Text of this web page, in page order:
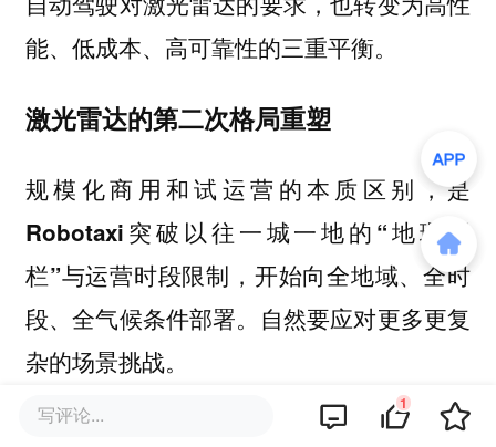
能、低成本、高可靠性的三重平衡。
激光雷达的第二次格局重塑
规模化商用和试运营的本质区别，是
Robotaxi突破以往一城一地的“地理围
栏”与运营时段限制，开始向全地域、全时
段、全气候条件部署。自然要应对更多更复
杂的场景挑战。
对关键的激光雷达，提出了更严苛的要求。
写评论... 1